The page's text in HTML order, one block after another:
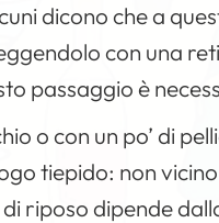
dicono che a
con una
passaggio è
o con un po’ di
tiepido: non
riposo dipende